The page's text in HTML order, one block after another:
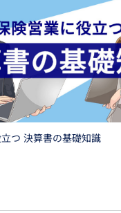
つ 決算書の基礎知識